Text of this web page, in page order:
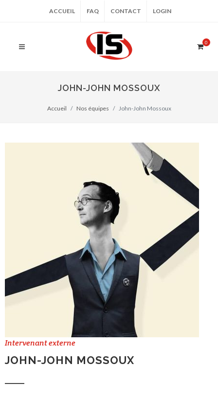
ACCUEIL FAQ CONTACT LOGIN
0
JOHN-JOHN MOSSOUX
Accueil Nos équipes John-John Mossoux
Intervenant externe
JOHN-JOHN MOSSOUX